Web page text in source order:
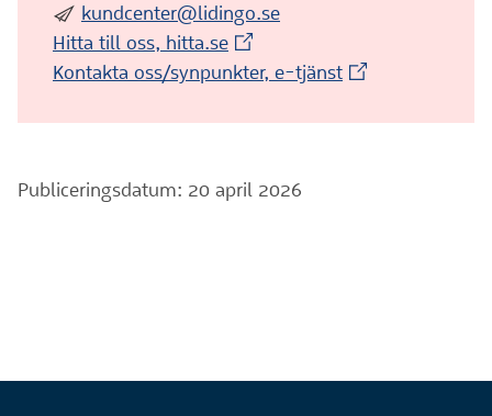
:skicka: kundcenter@lidingo.se
Hitta till oss, hitta.se(Extern webbplats)
Kontakta oss/synpunkter, e-tjänst(Extern
Publiceringsdatum: 20 april 2026